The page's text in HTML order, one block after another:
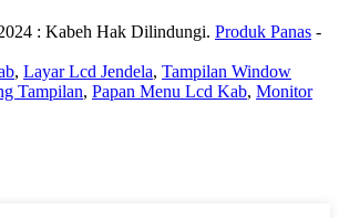
: Kabeh Hak Dilindungi. Produk Panas -
, Layar Lcd Jendela, Tampilan Window
Tampilan, Papan Menu Lcd Kab, Monitor